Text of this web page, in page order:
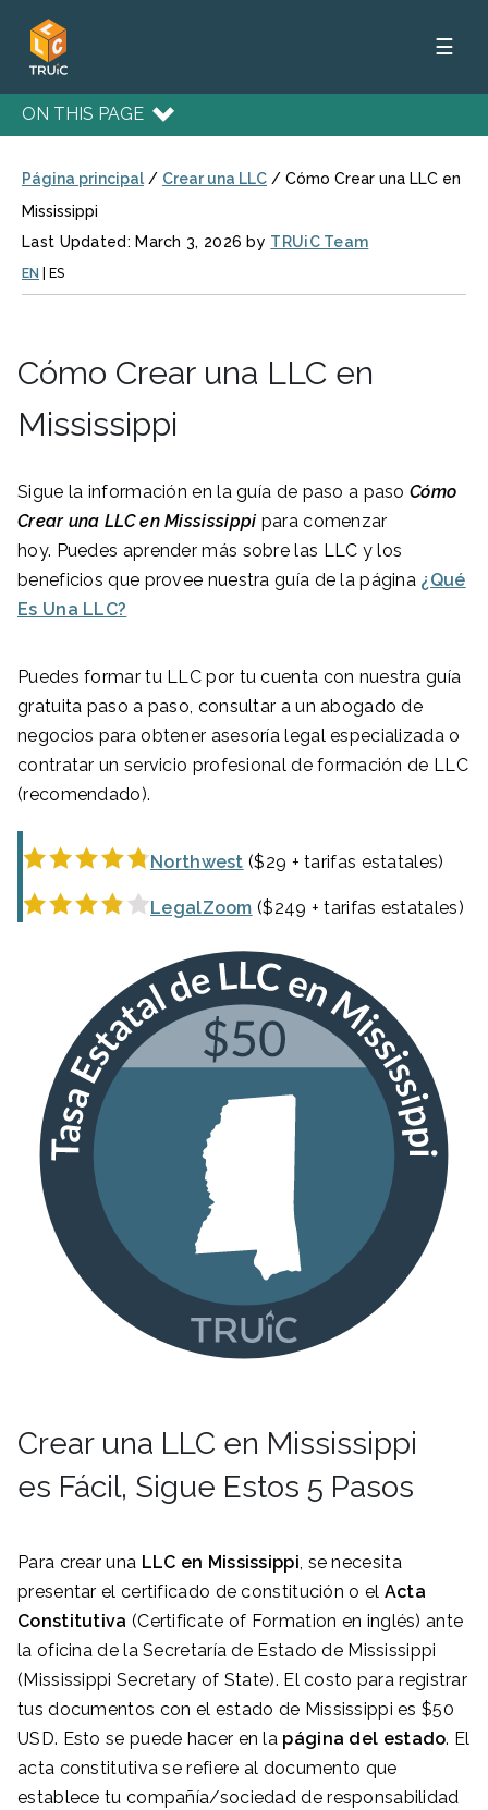
☰
ON THIS PAGE
Página principal / Crear una LLC / Cómo Crear una LLC en
Mississippi
Last Updated: March 3, 2026 by TRUiC Team
EN ES
Cómo Crear una LLC en
Mississippi
Sigue la información en la guía de paso a pasoCómo
Crear una LLC en Mississippipara comenzar
hoy. Puedes aprender más sobre las LLC y los
beneficios que provee nuestra guía de la página ¿Qué
Es Una LLC?
Puedes formar tu LLC por tu cuenta con nuestra guía
gratuita paso a paso, consultar a un abogado de
negocios para obtener asesoría legal especializada o
contratar un servicio profesional de formación de LLC
(recomendado).
Northwest ($29 + tarifas estatales)
LegalZoom ($249 + tarifas estatales)
Crear una LLC en Mississippi
es Fácil, Sigue Estos 5 Pasos
Para crear una LLC en Mississippi, se necesita
presentar el certificado de constitución o el Acta
Constitutiva (Certificate of Formation en inglés) ante
la oficina de la Secretaría de Estado de Mississippi
(Mississippi Secretary of State). El costo para registrar
tus documentos con el estado de Mississippi es $50
USD. Esto se puede hacer en la página del estado. El
acta constitutiva se refiere al documento que
establece tu compañía/sociedad de responsabilidad